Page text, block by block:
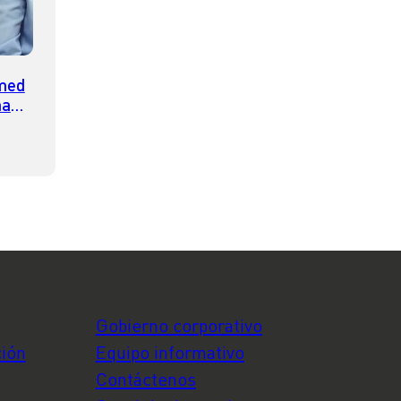
Gobierno corporativo
Equipo informativo
Contáctenos